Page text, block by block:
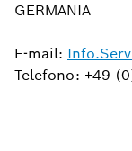
GERMANIA
E-mail:
Telefono: +49